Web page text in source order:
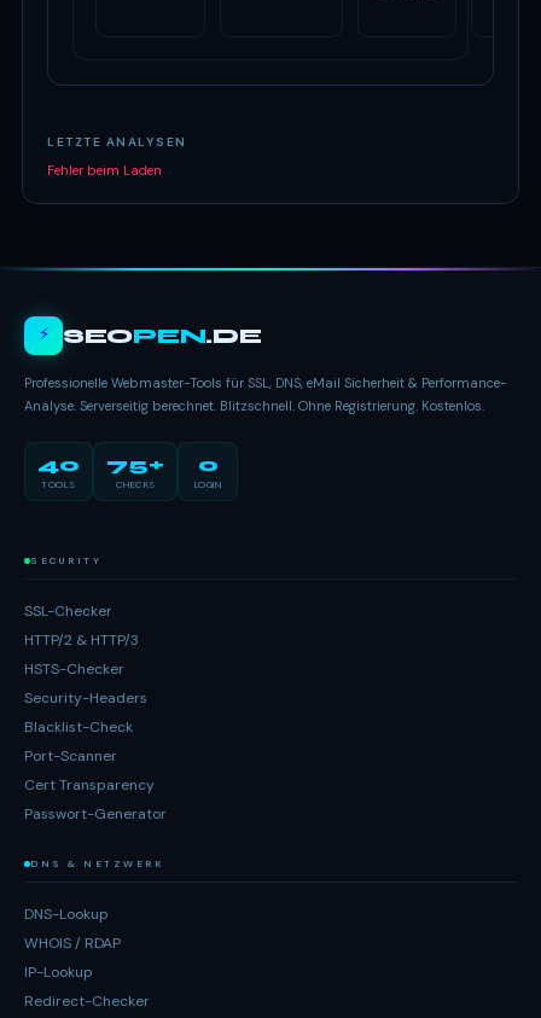
LETZTE ANALYSEN
Fehler beim Laden
⚡ SEOPEN.DE
Professionelle Webmaster-Tools für SSL, DNS, eMail Sicherheit & Performance-
Analyse. Serverseitig berechnet. Blitzschnell. Ohne Registrierung. Kostenlos.
40
TOOLS
75+
CHECKS
0
LOGIN
SECURITY
SSL-Checker
HTTP/2 & HTTP/3
HSTS-Checker
Security-Headers
Blacklist-Check
Port-Scanner
Cert Transparency
Passwort-Generator
DNS & NETZWERK
DNS-Lookup
WHOIS / RDAP
IP-Lookup
Redirect-Checker